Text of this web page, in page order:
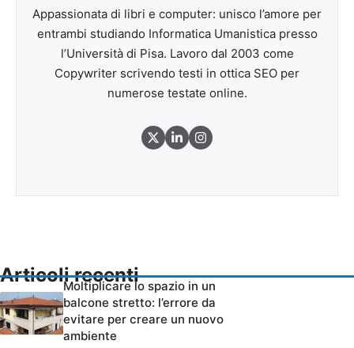
Appassionata di libri e computer: unisco l’amore per
entrambi studiando Informatica Umanistica presso
l’Università di Pisa. Lavoro dal 2003 come
Copywriter scrivendo testi in ottica SEO per
numerose testate online.
Articoli recenti
Moltiplicare lo spazio in un
balcone stretto: l’errore da
evitare per creare un nuovo
ambiente